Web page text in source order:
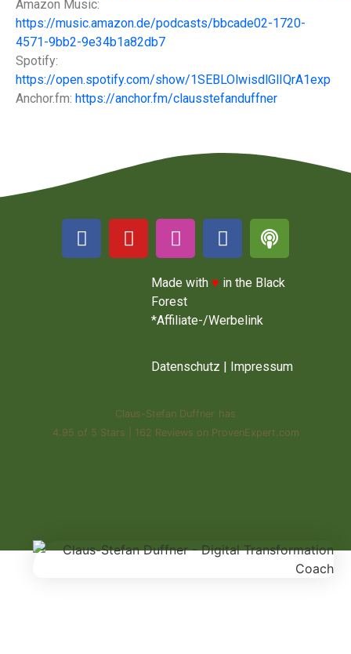
Amazon Music:
https://music.amazon.de/podcasts/bbcade02-1720-
4571-9bb2-9e34b1a82db7
Spotify:
https://open.spotify.com/show/1SEBLOlwisdlGlIQrA1exp
Anchor.fm: https://anchor.fm/clausstefanduffner
Made with ♥ in the Black
Forest
*Affiliate-/Werbelink
Datenschutz | Impressum
Claus-Stefan Duffner has
4.95 of 5 Stars 162 Reviews on ProvenExpert.com